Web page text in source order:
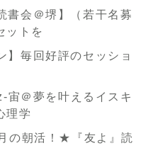
書会＠堺】（若干名募
トを
】毎回好評のセッショ
＠夢を叶えるイスキ
理学
の朝活！★『友よ』読